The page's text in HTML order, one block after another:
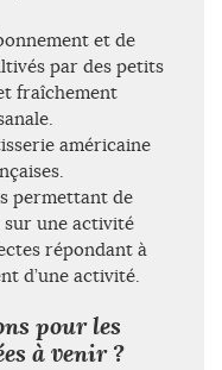
et de
par des petits
fraîchement
américaine
permettant de
sur une activité
répondant à
d’une activité.
pour les
à venir ?